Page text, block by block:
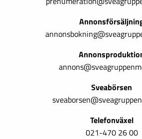
Sveabörsen
Telefonväxel
021-470 26 00